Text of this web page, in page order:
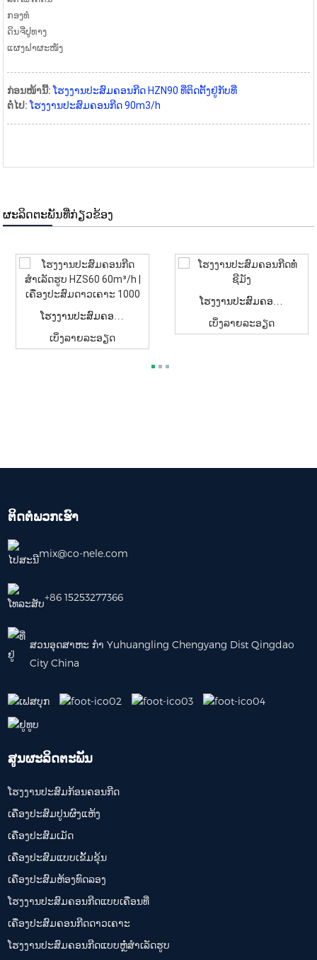
ກອງທໍ່
ດິນຈີ່ປູທາງ
ແຜງຝາຜະໜັງ
ກ່ອນໜ້ານີ້: ໂຮງງານປະສົມຄອນກີດ HZN90 ທີ່ຕິດຕັ້ງຢູ່ກັບທີ່
ຕໍ່ໄປ: ໂຮງງານປະສົມຄອນກີດ 90m3/h
ຜະລິດຕະພັນທີ່ກ່ຽວຂ້ອງ
ໂຮງງານປະສົມຄອນກີດສຳເລັດຮູບ HZS60 60m³/h | ...
ເບິ່ງລາຍລະອຽດ
ໂຮງງານປະສົມຄອນກີດທໍ່ຊີມັງ
ເບິ່ງລາຍລະອຽດ
ຕິດຕໍ່ພວກເຮົາ
mix@co-nele.com
+86 15253277366
ສວນອຸດສາຫະ ກຳ Yuhuangling Chengyang Dist Qingdao
City China
ສູນຜະລິດຕະພັນ
ໂຮງງານປະສົມກ້ອນຄອນກີດ
ເຄື່ອງປະສົມປູນຜົງແຫ້ງ
ເຄື່ອງປະສົມເມັດ
ເຄື່ອງປະສົມແບບເຂັ້ມຂຸ້ນ
ເຄື່ອງປະສົມຫ້ອງທົດລອງ
ໂຮງງານປະສົມຄອນກີດແບບເຄື່ອນທີ່
ເຄື່ອງປະສົມຄອນກີດດາວເຄາະ
ໂຮງງານປະສົມຄອນກີດແບບຫຼໍ່ສຳເລັດຮູບ